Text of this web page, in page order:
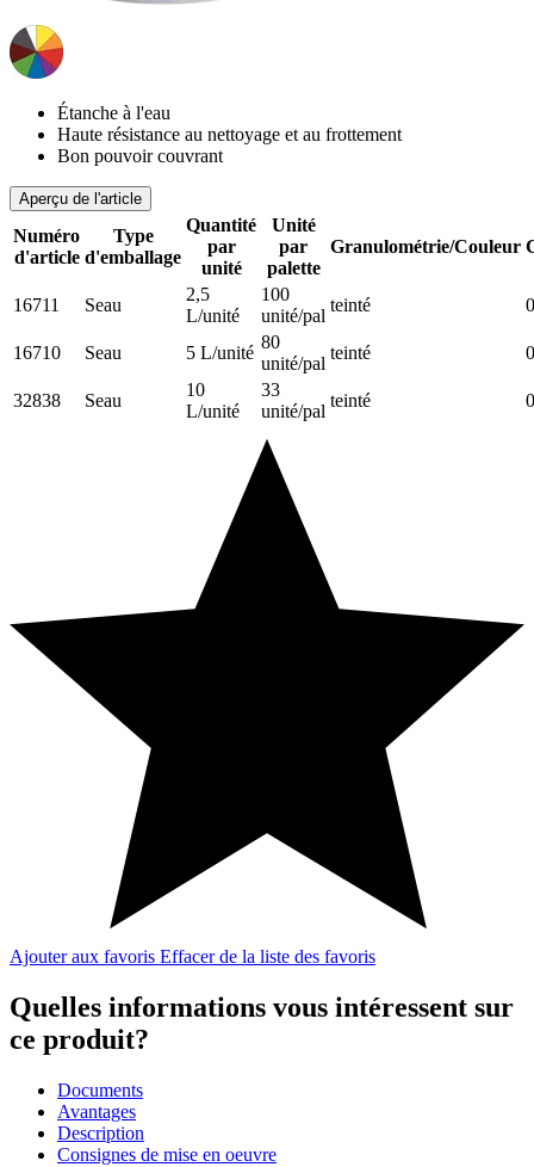
Étanche à l'eau
Haute résistance au nettoyage et au frottement
Bon pouvoir couvrant
Aperçu de l'article
Numéro
d'article
Type
d'emballage
Quantité
par
unité
Unité
par
palette
Granulométrie/Couleur
16711 Seau
2,5
L/unité
100
unité/pal
teinté
16710 Seau 5 L/unité
80
unité/pal
teinté
32838 Seau
10
L/unité
33
unité/pal
teinté
Ajouter aux favoris Effacer de la liste des favoris
Quelles informations vous intéressent sur
ce produit?
Documents
Avantages
Description
Consignes de mise en oeuvre